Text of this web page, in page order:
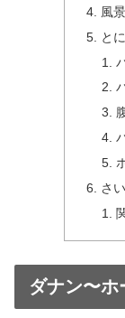
風
と
さ
ダナン〜ホ